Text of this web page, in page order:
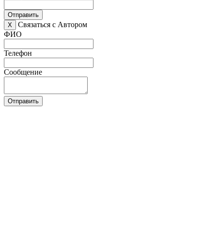
Отправить
X
Связаться с Автором
ФИО
Телефон
Сообщение
Отправить